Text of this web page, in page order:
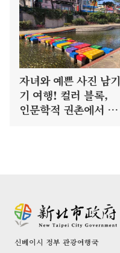
자녀와 예쁜 사진 남기
기 여행! 컬러 블록,
인문학적 권촌에서 하
신베이시 정부 관광여행국